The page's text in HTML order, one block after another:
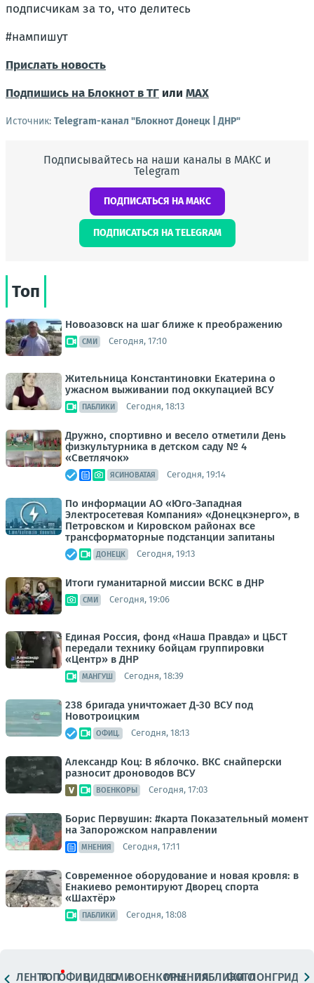
подписчикам за то, что делитесь
#нампишут
Прислать новость
Подпишись на Блокнот в ТГ или МАХ
Источник: Telegram-канал "Блокнот Донецк | ДНР"
Подписывайтесь на наши каналы в МАКС и
Telegram
ПОДПИСАТЬСЯ НА МАКС
ПОДПИСАТЬСЯ НА TELEGRAM
Топ
Новоазовск на шаг ближе к преображению
СМИ Сегодня, 17:10
Жительница Константиновки Екатерина о
ужасном выживании под оккупацией ВСУ
ПАБЛИКИ Сегодня, 18:13
Дружно, спортивно и весело отметили День
физкультурника в детском саду № 4
«Светлячок»
ЯСИНОВАТАЯ Сегодня, 19:14
По информации АО «Юго-Западная
Электросетевая Компания» «Донецкэнерго», в
Петровском и Кировском районах все
трансформаторные подстанции запитаны
ДОНЕЦК Сегодня, 19:13
Итоги гуманитарной миссии ВСКС в ДНР
СМИ Сегодня, 19:06
Единая Россия, фонд «Наша Правда» и ЦБСТ
передали технику бойцам группировки
«Центр» в ДНР
МАНГУШ Сегодня, 18:39
238 бригада уничтожает Д-30 ВСУ под
Новотроицким
ОФИЦ. Сегодня, 18:13
Александр Коц: В яблочко. ВКС снайперски
разносит дроноводов ВСУ
ВОЕНКОРЫ Сегодня, 17:03
Борис Первушин: #карта Показательный момент
на Запорожском направлении
МНЕНИЯ Сегодня, 17:11
Современное оборудование и новая кровля: в
Енакиево ремонтируют Дворец спорта
«Шахтёр»
ПАБЛИКИ Сегодня, 18:08
ЛЕНТАТОПОФИЦ.ВИДЕОСМИВОЕНКОРЫМНЕНИЯПАБЛИКИ
ФОТОЛОНГРИДЫ